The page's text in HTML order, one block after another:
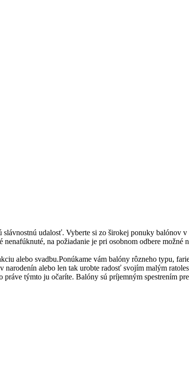
udalosť. Vyberte si zo širokej ponuky
na požiadanie je pri osobnom odbere možné
alebo svadbu.Ponúkame vám balóny rôzneho typu,
alebo len tak urobte radosť svojím malým
práve týmto ju očaríte. Balóny sú príjemným spestrením